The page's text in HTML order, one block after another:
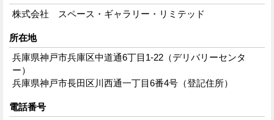
株式会社 スペース・ギャラリー・リミテッド
所在地
兵庫県神戸市兵庫区中道通6丁目1-22（デリバリーセンタ
ー）
兵庫県神戸市長田区川西通一丁目6番4号（登記住所）
電話番号